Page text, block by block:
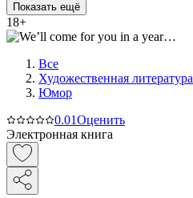
Показать ещё
18+
Все
Художественная литература
Юмор
0.01Оценить
Электронная книга